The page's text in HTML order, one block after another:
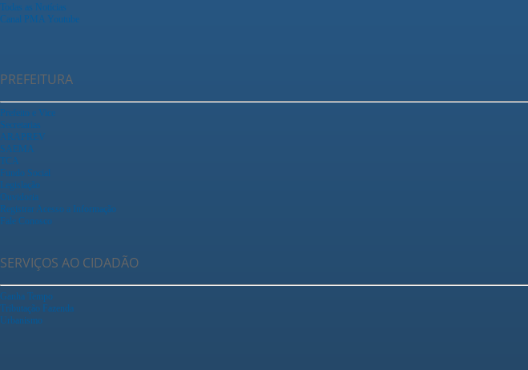
Todas as Notícias
Canal PMA Youtube
PREFEITURA
Prefeito e Vice
Secretarias
ARAPREV
SAEMA
TCA
Fundo Social
Legislação
Ouvidoria
Registrar Acesso a Informação
Fale Conosco
SERVIÇOS AO CIDADÃO
Ganha Tempo
Tributação Fazenda
Urbanismo